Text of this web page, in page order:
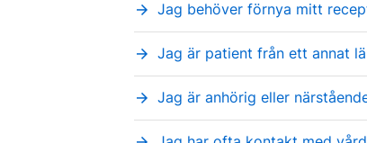
arrow_forward Jag behöver förnya mitt
arrow_forward Jag är patient från ett annat
arrow_forward Jag är anhörig eller